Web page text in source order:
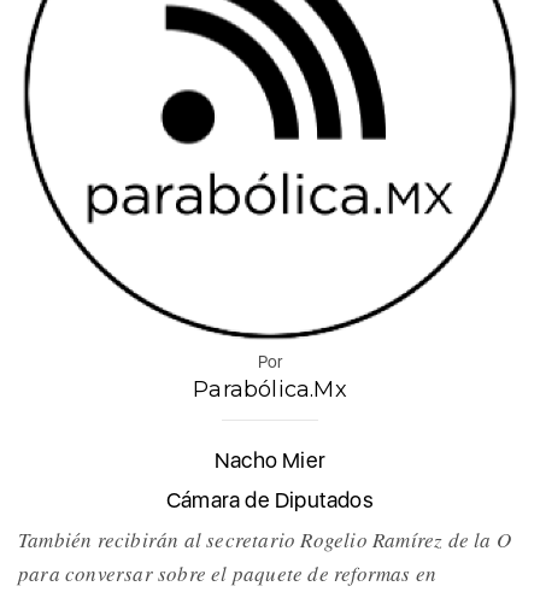
Por
Parabólica.Mx
Nacho Mier
Cámara de Diputados
También recibirán al secretario Rogelio Ramírez de la O
para conversar sobre el paquete de reformas en